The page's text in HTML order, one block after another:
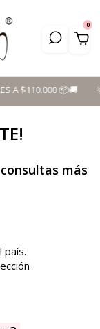
0
📦🚚 🌞
más
país.